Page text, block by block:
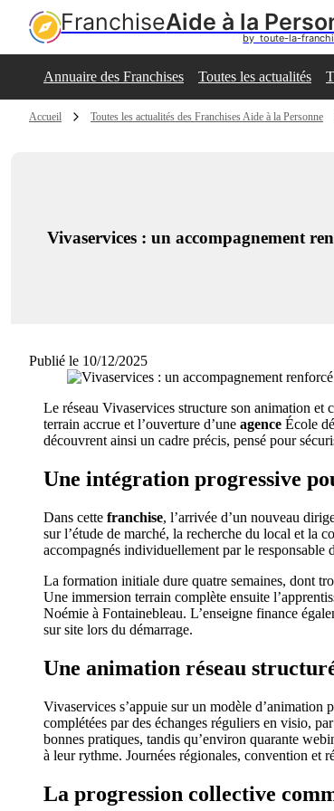
FranchiseAide à la
by  toute-la-
Annuaire des Franchises Toutes les actualités
Accueil Toutes les actualités des Franchises Aide à la Personne
Vivaservices : un accompagnement
Publié le 10/12/2025
Le réseau Vivaservices structure son animation
terrain accrue et l’ouverture d’une agence École
découvrent ainsi un cadre précis, pensé pour
Une intégration progressive
Dans cette franchise, l’arrivée d’un nouveau
sur l’étude de marché, la recherche du local et la
accompagnés individuellement par le responsable
La formation initiale dure quatre semaines, dont
Une immersion terrain complète ensuite
Noémie à Fontainebleau. L’enseigne finance
sur site lors du démarrage.
Une animation réseau
Vivaservices s’appuie sur un modèle d’animation
complétées par des échanges réguliers en visio,
bonnes pratiques, tandis qu’environ quarante
à leur rythme. Journées régionales, convention et
La progression collective